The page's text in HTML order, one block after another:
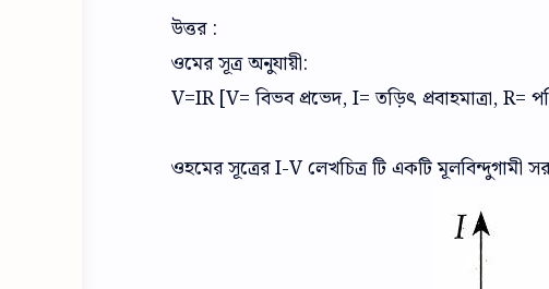
উত্তর :
ওমের সূত্র অনুযায়ী:
V=IR [V= বিভব প্রভেদ, I= তড়িৎ প্রবাহমাত্রা, R=
ওহমের সূত্রের I-V লেখচিত্র টি একটি মূলবিন্দুগামী